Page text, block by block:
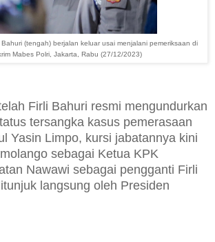
(tengah) berjalan keluar usai menjalani pemeriksaan di
Mabes Polri, Jakarta, Rabu (27/12/2023)
Firli Bahuri resmi mengundurkan
tersangka kasus pemerasaan
Yasin Limpo, kursi jabatannya kini
sebagai Ketua KPK
Nawawi sebagai pengganti Firli
langsung oleh Presiden